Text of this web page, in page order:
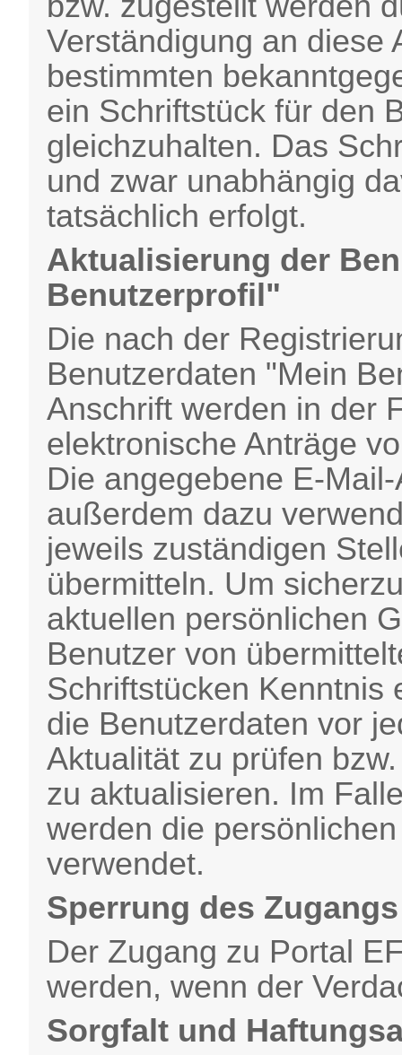
Verständigung an diese
bestimmten
ein Schriftstück für den
gleichzuhalten. Das
und zwar unabhängig
tatsächlich erfolgt.
Aktualisierung der
Benutzerprofil"
Die nach der
Benutzerdaten "Mein
Anschrift werden in der
elektronische Anträge
Die angegebene E-
außerdem dazu
jeweils zuständigen
übermitteln. Um
aktuellen persönlichen
Benutzer von
Schriftstücken Kenntnis
die Benutzerdaten vor
Aktualität zu prüfen
zu aktualisieren. Im
werden die
verwendet.
Sperrung des Zugangs
Der Zugang zu Portal
werden, wenn der
Sorgfalt und